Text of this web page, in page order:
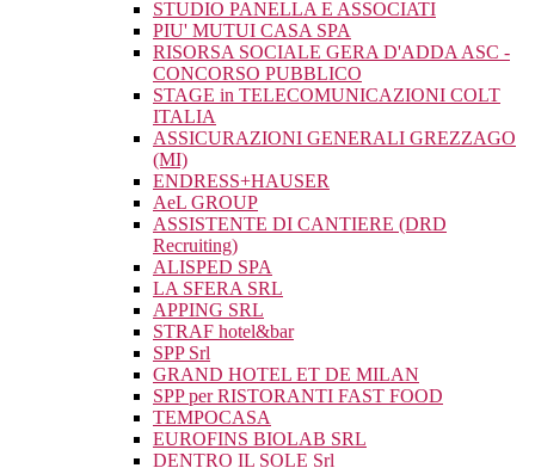
STUDIO PANELLA E ASSOCIATI
PIU' MUTUI CASA SPA
RISORSA SOCIALE GERA D'ADDA ASC -
CONCORSO PUBBLICO
STAGE in TELECOMUNICAZIONI COLT
ITALIA
ASSICURAZIONI GENERALI GREZZAGO
(MI)
ENDRESS+HAUSER
AeL GROUP
ASSISTENTE DI CANTIERE (DRD
Recruiting)
ALISPED SPA
LA SFERA SRL
APPING SRL
STRAF hotel&bar
SPP Srl
GRAND HOTEL ET DE MILAN
SPP per RISTORANTI FAST FOOD
TEMPOCASA
EUROFINS BIOLAB SRL
DENTRO IL SOLE Srl